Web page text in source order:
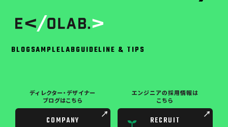
BLOGSAMPLELABGUIDELINE & TIPS
ディレクター・デザイナー
ブログはこちら
COMPANY
エンジニアの採用情報は
こちら
RECRUIT